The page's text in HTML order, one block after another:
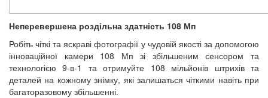
Неперевершена роздільна здатність 108 Мп
Робіть чіткі та яскраві фотографії у чудовій якості за допомогою
інноваційної камери 108 Мп зі збільшеним сенсором та
технологією 9-в-1 та отримуйте 108 мільйонів штрихів та
деталей на кожному знімку, які залишаться чіткими навіть при
багаторазовому збільшенні.